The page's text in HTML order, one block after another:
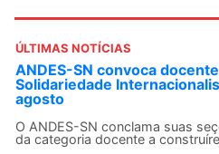
ÚLTIMAS NOTÍCIAS
ANDES-SN convoca
Solidariedade
agosto
O ANDES-SN conclama suas
da categoria docente a